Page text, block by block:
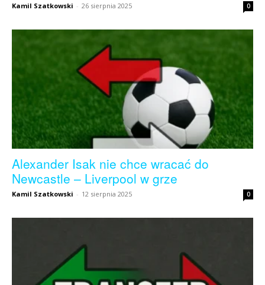
Kamil Szatkowski - 26 sierpnia 2025 0
Alexander Isak nie chce wracać do
Newcastle – Liverpool w grze
Kamil Szatkowski - 12 sierpnia 2025 0